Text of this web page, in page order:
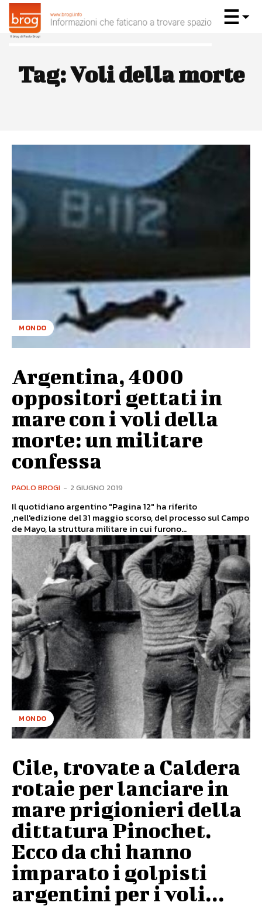
Tag:Voli della morte
MONDO
Argentina, 4000
oppositori gettati in
mare con i voli della
morte: un militare
confessa
PAOLO BROGI - 2 GIUGNO 2019
Il quotidiano argentino "Pagina 12" ha riferito
,nell'edizione del 31 maggio scorso, del processo sul Campo
de Mayo, la struttura militare in cui furono...
MONDO
Cile, trovate a Caldera
rotaie per lanciare in
mare prigionieri della
dittatura Pinochet.
Ecco da chi hanno
imparato i golpisti
argentini per i voli...